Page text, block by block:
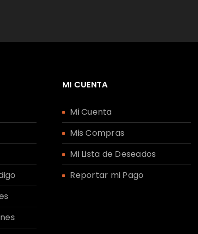
MI CUENTA
Mi Cuenta
Mis Compras
Mi Lista de Deseados
Reportar mi Pago